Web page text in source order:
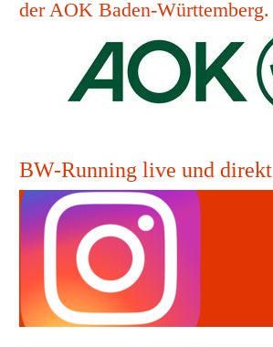
der AOK Baden-Württemberg.
BW-Running live und direkt